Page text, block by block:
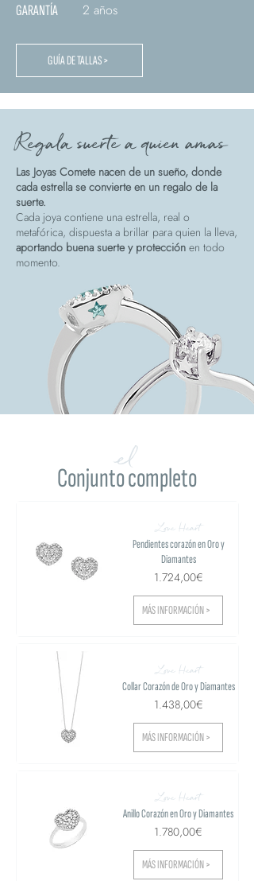
GARANTÍA 2 años
GUÍA DE TALLAS >
Regala suerte a quien amas
Las Joyas Comete nacen de un sueño, donde
cada estrella se convierte en un regalo de la
suerte.
Cada joya contiene una estrella, real o
metafórica, dispuesta a brillar para quien la lleva,
aportando buena suerte y protección en todo
momento.
Conjunto completo
el
Love Heart
Pendientes corazón en Oro y
Diamantes
1.724,00€
MÁS INFORMACIÓN >
Love Heart
Collar Corazón de Oro y Diamantes
1.438,00€
MÁS INFORMACIÓN >
Love Heart
Anillo Corazón en Oro y Diamantes
1.780,00€
MÁS INFORMACIÓN >